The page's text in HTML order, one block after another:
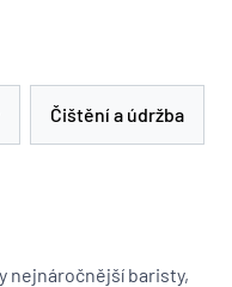
Čištění a údržba
nejnáročnější baristy,